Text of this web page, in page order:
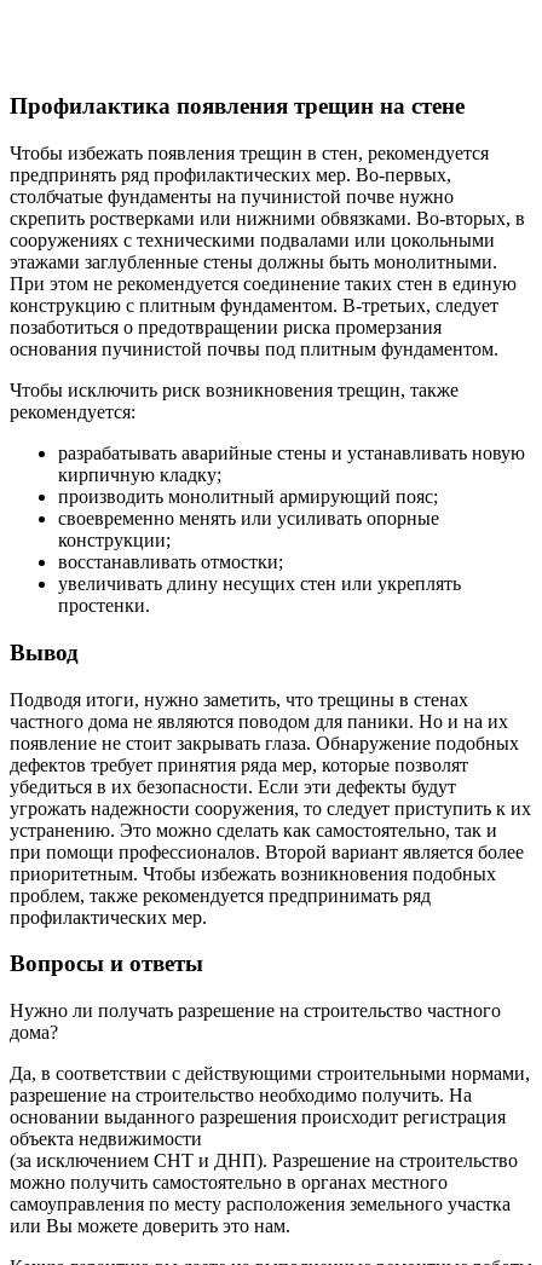
Профилактика появления трещин на стене
Чтобы избежать появления трещин в стен, рекомендуется
предпринять ряд профилактических мер. Во-первых,
столбчатые фундаменты на пучинистой почве нужно
скрепить ростверками или нижними обвязками. Во-вторых, в
сооружениях с техническими подвалами или цокольными
этажами заглубленные стены должны быть монолитными.
При этом не рекомендуется соединение таких стен в единую
конструкцию с плитным фундаментом. В-третьих, следует
позаботиться о предотвращении риска промерзания
основания пучинистой почвы под плитным фундаментом.
Чтобы исключить риск возникновения трещин, также
рекомендуется:
разрабатывать аварийные стены и устанавливать новую
кирпичную кладку;
производить монолитный армирующий пояс;
своевременно менять или усиливать опорные
конструкции;
восстанавливать отмостки;
увеличивать длину несущих стен или укреплять
простенки.
Вывод
Подводя итоги, нужно заметить, что трещины в стенах
частного дома не являются поводом для паники. Но и на их
появление не стоит закрывать глаза. Обнаружение подобных
дефектов требует принятия ряда мер, которые позволят
убедиться в их безопасности. Если эти дефекты будут
угрожать надежности сооружения, то следует приступить к их
устранению. Это можно сделать как самостоятельно, так и
при помощи профессионалов. Второй вариант является более
приоритетным. Чтобы избежать возникновения подобных
проблем, также рекомендуется предпринимать ряд
профилактических мер.
Вопросы и ответы
Нужно ли получать разрешение на строительство частного
дома?
Да, в соответствии с действующими строительными нормами,
разрешение на строительство необходимо получить. На
основании выданного разрешения происходит регистрация
объекта недвижимости
(за исключением СНТ и ДНП). Разрешение на строительство
можно получить самостоятельно в органах местного
самоуправления по месту расположения земельного участка
или Вы можете доверить это нам.